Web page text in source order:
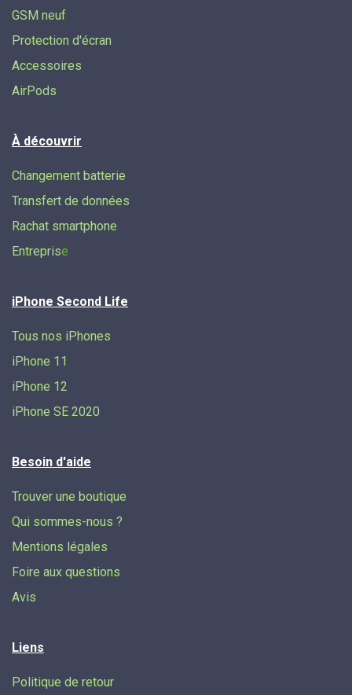
GSM neuf
Protection d'écran
Accessoires
AirPods
À découvrir
Changement batterie
Transfert de données​
Rachat smartphone
Entreprise
iPhone Second Life
Tous nos iPhones
iPhone 11
iPhone 12
iPhone SE 2020
Besoin d'aide
Trouver une boutique
Qui sommes-nous ?
Mentions légales
Foire aux questions
Avis
Liens
Politique de retour